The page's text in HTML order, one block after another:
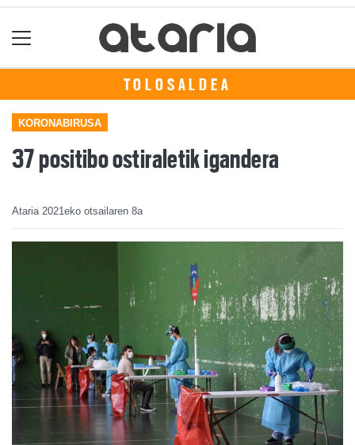
TOLOSALDEA
KORONABIRUSA
37 positibo ostiraletik igandera
Ataria 2021eko otsailaren 8a